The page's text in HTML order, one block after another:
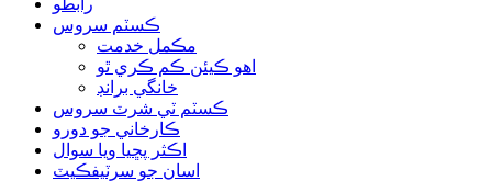
رابطو
ڪسٽم سروس
مڪمل خدمت
اهو ڪيئن ڪم ڪري ٿو
خانگي برانڊ
ڪسٽم ٽي شرٽ سروس
ڪارخاني جو دورو
اڪثر پڇيا ويا سوال
اسان جو سرٽيفڪيٽ